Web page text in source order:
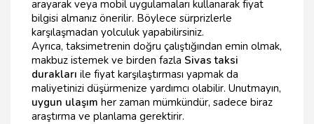
arayarak veya mobil uygulamaları kullanarak fiyat
bilgisi almanız önerilir. Böylece sürprizlerle
karşılaşmadan yolculuk yapabilirsiniz.
Ayrıca, taksimetrenin doğru çalıştığından emin olmak,
makbuz istemek ve birden fazla Sivas taksi
durakları ile fiyat karşılaştırması yapmak da
maliyetinizi düşürmenize yardımcı olabilir. Unutmayın,
uygun ulaşım her zaman mümkündür, sadece biraz
araştırma ve planlama gerektirir.